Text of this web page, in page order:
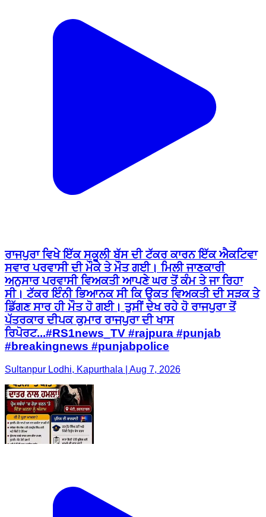
ਰਾਜਪੁਰਾ ਵਿਖੇ ਇੱਕ ਸਕੂਲੀ ਬੱਸ ਦੀ ਟੱਕਰ ਕਾਰਨ ਇੱਕ ਐਕਟਿਵਾ
ਸਵਾਰ ਪਰਵਾਸੀ ਦੀ ਮੌਕੇ ਤੇ ਮੌਤ ਗਈ। ਮਿਲੀ ਜਾਣਕਾਰੀ
ਅਨੁਸਾਰ ਪਰਵਾਸੀ ਵਿਅਕਤੀ ਆਪਣੇ ਘਰ ਤੋਂ ਕੰਮ ਤੇ ਜਾ ਰਿਹਾ
ਸੀ। ਟੱਕਰ ਇੰਨੀ ਭਿਆਨਕ ਸੀ ਕਿ ਉਕਤ ਵਿਅਕਤੀ ਦੀ ਸੜਕ ਤੇ
ਡਿੱਗਣ ਸਾਰ ਹੀ ਮੌਤ ਹੋ ਗਈ। ਤੁਸੀਂ ਦੇਖ ਰਹੇ ਹੋ ਰਾਜਪੁਰਾ ਤੋਂ
ਪੱਤਰਕਾਰ ਦੀਪਕ ਕੁਮਾਰ ਰਾਜਪੁਰਾ ਦੀ ਖਾਸ
ਰਿਪੋਰਟ...#RS1news_TV #rajpura #punjab
#breakingnews #punjabpolice
Sultanpur Lodhi, Kapurthala | Aug 7, 2026